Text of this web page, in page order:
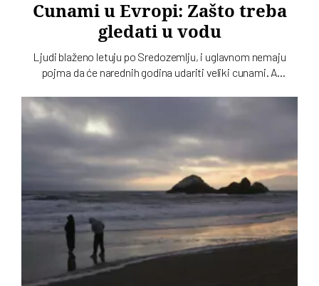
Cunami u Evropi: Zašto treba
gledati u vodu
Ljudi blaženo letuju po Sredozemlju, i uglavnom nemaju
pojma da će narednih godina udariti veliki cunami. A